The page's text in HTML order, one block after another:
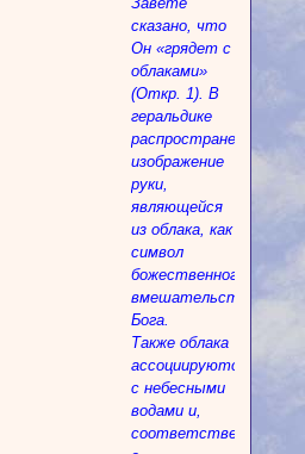
сказано, что
Он «грядет с
облаками»
(Откр. 1). В
геральдике
распространено
изображение
руки,
являющейся
из облака, как
символ
божественного
вмешательство
Бога.
Также облака
ассоциируются
с небесными
водами и,
соответственно,